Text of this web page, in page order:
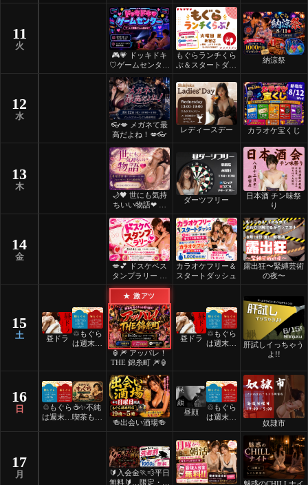
11
火
🎮💗 ドッキドキ
♡ゲームセンター
💗🎮
もぐらランチくら
ぶ＆スタートダッ
シュ
納涼祭
12
水
👓💋 メガネて最
高だよね！💋👓
レディースデー カラオケ宝くじ
13
木
🌙🖤 世にも気持
ちいい物語❤ 🖤
🌙
ダーツフリー
日本酒 チン味祭
り
14
金
💋💕 ドスケベス
タンプラリー 💕
💋
カラオケフリー＆
スタートダッシュ
露出狂〜緊縛芸術
の夜〜
15
土 昼ドラ
♲もぐら
は週末祝
★ 激アツ
🏮🎆 アッパレ！
THE 錦糸町 🎆🏮
昼ドラ
♲もぐら
は週末祝
肝試しイっちゃう
よ!!
16
日
♲もぐら
は週末祝
☕️✨不純
喫茶もぐ
🍻出会い酒場🍻
昼顔
♲もぐら
は週末祝
奴隷市
17
月
🔰入会金
無料🔰ご
🏃💨平日
限定・先